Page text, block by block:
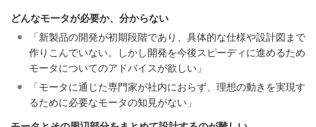
どんなモータが必要か、分からない
「新製品の開発が初期段階であり、具体的な仕様や設計図まで
作りこんでいない。しかし開発を今後スピーディに進めるため
モータについてのアドバイスが欲しい」
「モータに通じた専門家が社内におらず、理想の動きを実現す
るために必要なモータの知見がない」